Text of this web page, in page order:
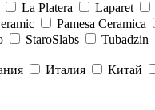
La Platera Laparet
Pamesa Ceramica
StaroSlabs Tubadzin
Италия Китай